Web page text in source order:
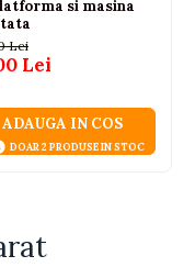
si masina
Lei
Lei
ADAUGA IN COS
DOAR 2 PRODUSE IN STOC